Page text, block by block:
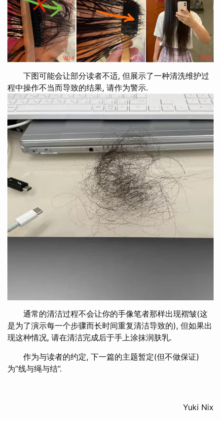
下图可能会让部分读者不适, 但展示了一种清洗维护过
程中操作不当而导致的结果, 请作为警示.
通常的清洁过程不会让你的手像笔者那样出现褶皱(这
是为了演示每一个步骤而长时间重复清洁导致的), 但如果出
现这种情况, 请在清洁完成后于手上涂抹润肤乳.
作为与读者的约定, 下一篇的主题暂定(但不做保证)
为”线与绳与结”.
Yuki Nix